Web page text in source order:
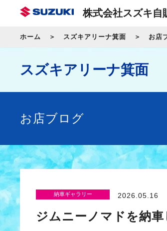
株式会社スズキ自
ホーム スズキアリーナ箕面 お店
スズキアリーナ箕面
お店ブログ
納車ギャラリー 2026.05.16
ジムニーノマドを納